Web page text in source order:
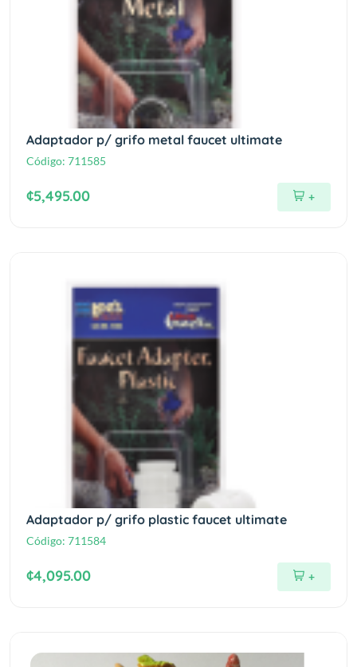
Adaptador p/ grifo metal faucet ultimate
Código: 711585
¢5,495.00 +
Adaptador p/ grifo plastic faucet ultimate
Código: 711584
¢4,095.00 +